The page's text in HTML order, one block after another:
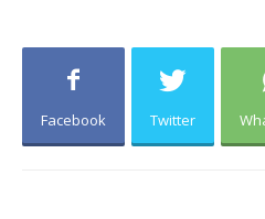
Facebook Twitter